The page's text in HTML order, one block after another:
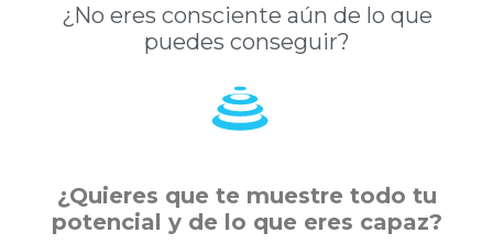
¿No eres consciente aún de lo que
puedes conseguir?
¿Quieres que te muestre todo tu
potencial y de lo que eres capaz?